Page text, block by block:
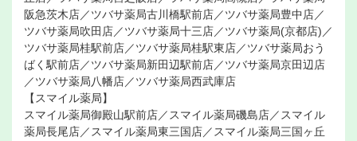
阪急茨木店／ツバサ薬局古川橋駅前店／ツバサ薬局豊中店／
ツバサ薬局吹田店／ツバサ薬局十三店／ツバサ薬局(京都店)／
ツバサ薬局桂駅前店／ツバサ薬局桂駅東店／ツバサ薬局おう
ばく駅前店／ツバサ薬局新田辺駅前店／ツバサ薬局京田辺店
／ツバサ薬局八幡店／ツバサ薬局西武庫店
【スマイル薬局】
スマイル薬局御殿山駅前店／スマイル薬局磯島店／スマイル
薬局長尾店／スマイル薬局東三国店／スマイル薬局三国ヶ丘